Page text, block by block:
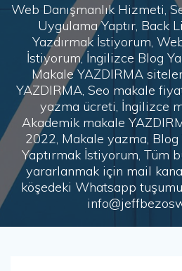
Web Danışmanlık Hizmeti,
Uygulama Yaptır, Back
Yazdırmak İstiyorum,
İstiyorum, İngilizce Blog
Makale YAZDIRMA
YAZDIRMA, Seo makale
yazma ücreti, İngilizce
Akademik makale
2022, Makale yazma, Blog
Yaptırmak İstiyorum, Tüm
yararlanmak için mail
köşedeki Whatsapp